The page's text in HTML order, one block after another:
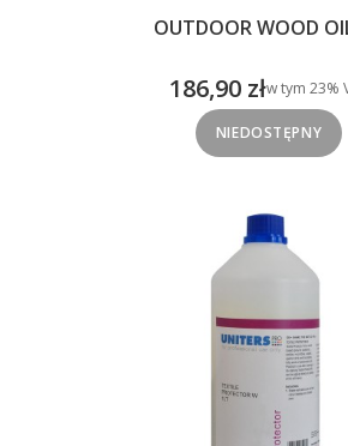
OUTDOOR WOOD
Cena brutto
186,90 złw tym %s
w tym 23%
NIEDOSTĘPNY